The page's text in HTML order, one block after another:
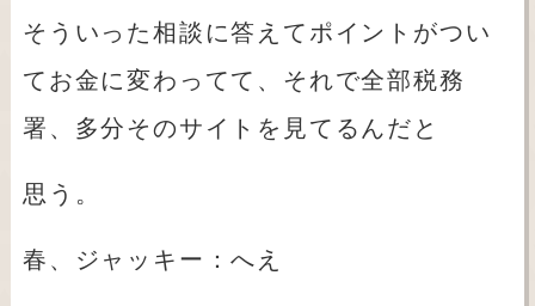
そういった相談に答えてポイントがつい
てお金に変わってて、それで全部税務
署、多分そのサイトを見てるんだと
思う。
春、ジャッキー：へえ